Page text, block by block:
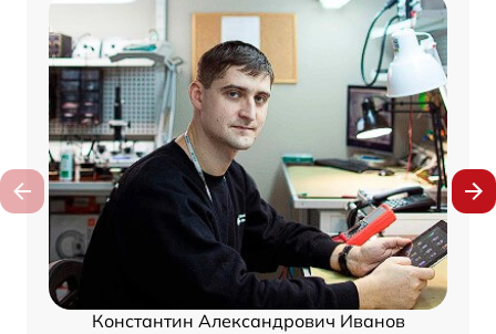
Константин Александрович Иванов